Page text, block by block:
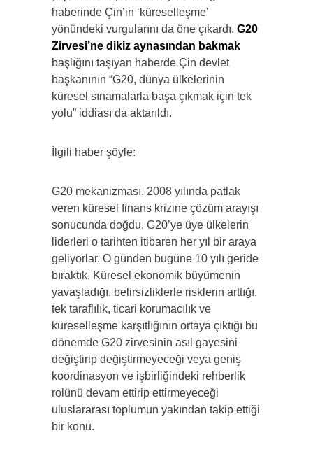
haberinde Çin’in ‘küreselleşme’
yönündeki vurgularını da öne çıkardı. G20
Zirvesi’ne dikiz aynasından bakmak
başlığını taşıyan haberde Çin devlet
başkanının “G20, dünya ülkelerinin
küresel sınamalarla başa çıkmak için tek
yolu” iddiası da aktarıldı.
İlgili haber şöyle:
G20 mekanizması, 2008 yılında patlak
veren küresel finans krizine çözüm arayışı
sonucunda doğdu. G20’ye üye ülkelerin
liderleri o tarihten itibaren her yıl bir araya
geliyorlar. O günden bugüne 10 yılı geride
bıraktık. Küresel ekonomik büyümenin
yavaşladığı, belirsizliklerle risklerin arttığı,
tek taraflılık, ticari korumacılık ve
küreselleşme karşıtlığının ortaya çıktığı bu
dönemde G20 zirvesinin asıl gayesini
değiştirip değiştirmeyeceği veya geniş
koordinasyon ve işbirliğindeki rehberlik
rolünü devam ettirip ettirmeyeceği
uluslararası toplumun yakından takip ettiği
bir konu.